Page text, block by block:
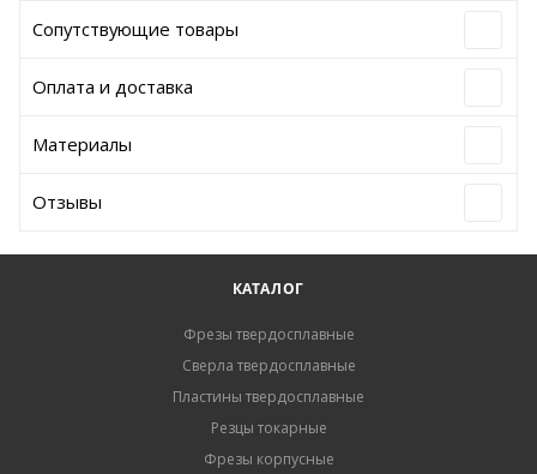
Сопутствующие товары
Оплата и доставка
Материалы
Отзывы
КАТАЛОГ
Фрезы твердосплавные
Сверла твердосплавные
Пластины твердосплавные
Резцы токарные
Фрезы корпусные